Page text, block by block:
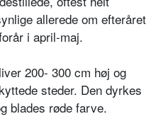
allerede om ef­teråret
i april-maj.
200- 300 cm høj og
steder. Den dyrkes
blades røde farve.